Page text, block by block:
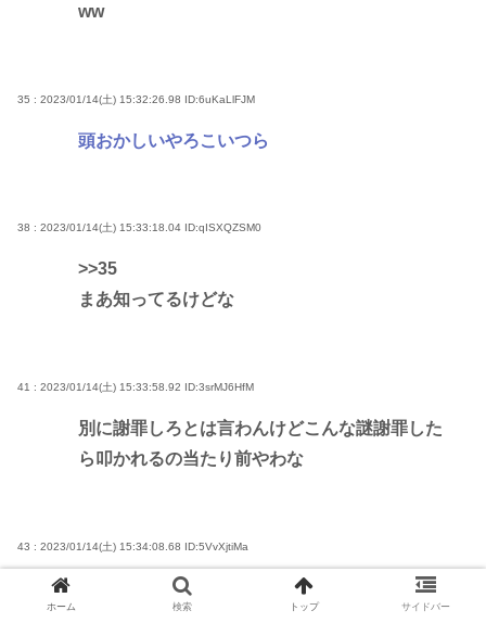
ww
35 : 2023/01/14(土) 15:32:26.98 ID:6uKaLlFJM
頭おかしいやろこいつら
38 : 2023/01/14(土) 15:33:18.04 ID:qISXQZSM0
>>35
まあ知ってるけどな
41 : 2023/01/14(土) 15:33:58.92 ID:3srMJ6HfM
別に謝罪しろとは言わんけどこんな謎謝罪した
ら叩かれるの当たり前やわな
43 : 2023/01/14(土) 15:34:08.68 ID:5VvXjtiMa
ホーム 検索 トップ サイドバー